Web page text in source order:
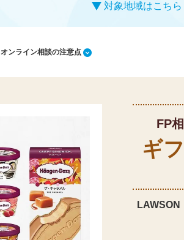
対象地域はこちら
ンライン相談の注意点
FP
ギ
LAWSON